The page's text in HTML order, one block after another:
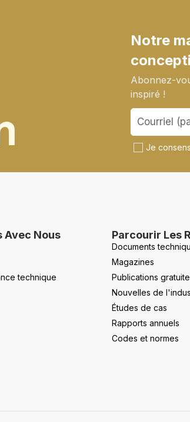
Notre
Abonnez-
inspiré !
Je
Avec Nous
technique
Parcourir Les
Documents
Magazines
Publications
Nouvelles de
Études de cas
Rapports annuels
Codes et normes